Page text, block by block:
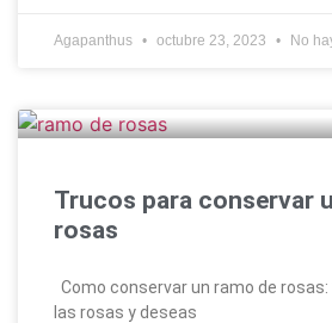
Agapanthus octubre 23, 2023 No
Trucos para conservar
rosas
Como conservar un ramo de
las rosas y deseas